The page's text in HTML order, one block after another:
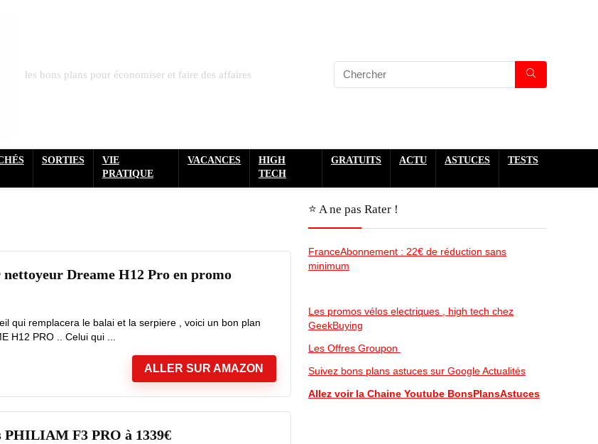
les bons plans pour économiser et faire des affaires
SORTIES
VIE
PRATIQUE
VACANCES
HIGH
TECH
GRATUITS ACTU ASTUCES TESTS
Dreame H12 Pro en promo
qui remplacera le balai et la serpiere , voici un bon plan
H12 PRO .. Celui qui ...
ALLER SUR AMAZON
PHILIAM F3 PRO à 1339€
⭐️ A ne pas Rater !
FranceAbonnement : 22€ de réduction sans
minimum
Les promos vélos electriques , high tech chez
GeekBuying
Les Offres Groupon
Suivez bons plans astuces sur Google Actualités
Allez voir la Chaine Youtube BonsPlansAstuces